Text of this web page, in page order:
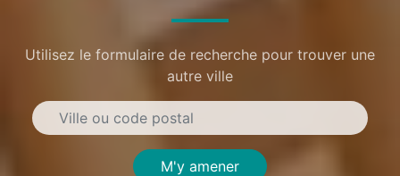
Utilisez le formulaire de recherche pour trouver une
autre ville
M'y amener